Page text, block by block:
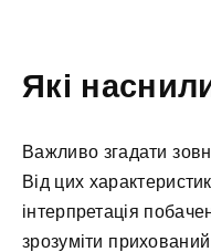
Які
Важливо згадати
Від цих
інтерпретація
зрозуміти